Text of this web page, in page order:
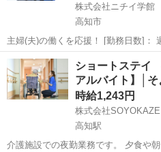
株式会社ニチイ学館
高知市
主婦(夫)の働くを応援！ [勤務日数]： 週1日~
10:00~16:00/09:00~15:00/
高知 高知市 ケアマネージャ
ショートステイ
アルバイト】│そ
時給1,243円
株式会社SOYOKAZE
高知駅
介護施設での夜勤業務です。 夕食や